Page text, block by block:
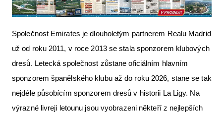
Společnost Emirates je dlouholetým partnerem Realu Madrid
už od roku 2011, v roce 2013 se stala sponzorem klubových
dresů. Letecká společnost zůstane oficiálním hlavním
sponzorem španělského klubu až do roku 2026, stane se tak
nejdéle působícím sponzorem dresů v historii La Ligy. Na
výrazné livreji letounu jsou vyobrazeni někteří z nejlepších